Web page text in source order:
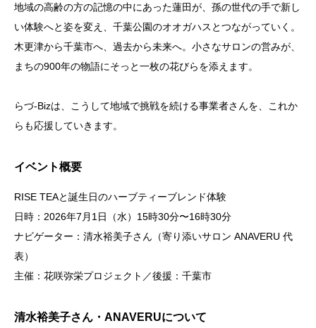
地域の高齢の方の記憶の中にあった蓮田が、孫の世代の手で新し
い体験へと姿を変え、千葉公園のオオガハスとつながっていく。
木更津から千葉市へ、過去から未来へ。小さなサロンの営みが、
まちの900年の物語にそっと一枚の花びらを添えます。
らづ-Bizは、こうして地域で挑戦を続ける事業者さんを、これか
らも応援していきます。
イベント概要
RISE TEAと誕生日のハーブティーブレンド体験
日時：2026年7月1日（水）15時30分〜16時30分
ナビゲーター：清水裕美子さん（寄り添いサロン ANAVERU 代
表）
主催：花咲弥栄プロジェクト／後援：千葉市
清水裕美子さん・ANAVERUについて